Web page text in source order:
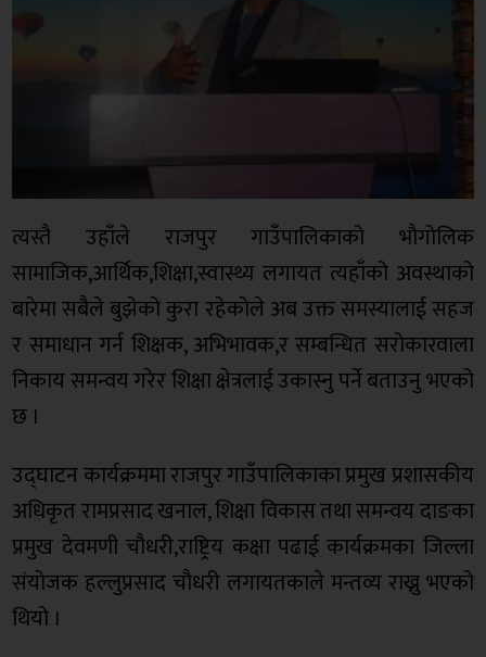
त्यस्तै उहाँले राजपुर गाउँपालिकाको भौगोलिक
सामाजिक,आर्थिक,शिक्षा,स्वास्थ्य लगायत त्यहाँको अवस्थाको
बारेमा सबैले बुझेको कुरा रहेकोले अब उक्त समस्यालाई सहज
र समाधान गर्न शिक्षक, अभिभावक,र सम्बन्धित सरोकारवाला
निकाय समन्वय गरेर शिक्षा क्षेत्रलाई उकास्नु पर्ने बताउनु भएको
छ ।
उद्घाटन कार्यक्रममा राजपुर गाउँपालिकाका प्रमुख प्रशासकीय
अधिकृत रामप्रसाद खनाल, शिक्षा विकास तथा समन्वय दाङका
प्रमुख देवमणी चौधरी,राष्ट्रिय कक्षा पढाई कार्यक्रमका जिल्ला
संयोजक हल्लुप्रसाद चौधरी लगायतकाले मन्तव्य राख्नु भएको
थियो ।